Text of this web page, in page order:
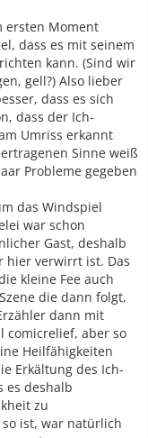
ersten Moment
dass es mit seinem
kann. (Sind wir
gell?) Also lieber
dass es sich
dass der Ich-
Umriss erkannt
Sinne weiß
Probleme gegeben
das Windspiel
war schon
Gast, deshalb
hier verwirrt ist. Das
kleine Fee auch
die dann folgt,
dann mit
comicrelief, aber so
Heilfähigkeiten
Erkältung des Ich-
es deshalb
zu
ist, war natürlich